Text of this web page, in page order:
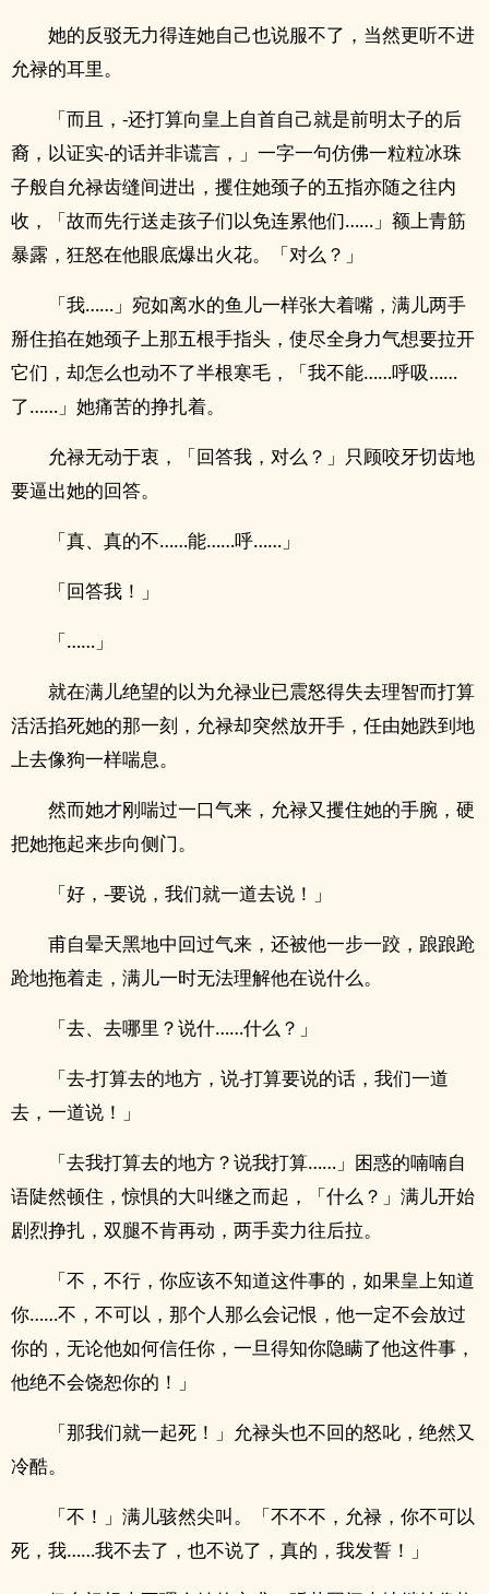
她的反驳无力得连她自己也说服不了，当然更听不进
允禄的耳里。
「而且，-还打算向皇上自首自己就是前明太子的后
裔，以证实-的话并非谎言，」一字一句仿佛一粒粒冰珠
子般自允禄齿缝间进出，攫住她颈子的五指亦随之往内
收，「故而先行送走孩子们以免连累他们……」额上青筋
暴露，狂怒在他眼底爆出火花。「对么？」
「我……」宛如离水的鱼儿一样张大着嘴，满儿两手
掰住掐在她颈子上那五根手指头，使尽全身力气想要拉开
它们，却怎么也动不了半根寒毛，「我不能……呼吸……
了……」她痛苦的挣扎着。
允禄无动于衷，「回答我，对么？」只顾咬牙切齿地
要逼出她的回答。
「真、真的不……能……呼……」
「回答我！」
「……」
就在满儿绝望的以为允禄业已震怒得失去理智而打算
活活掐死她的那一刻，允禄却突然放开手，任由她跌到地
上去像狗一样喘息。
然而她才刚喘过一口气来，允禄又攫住她的手腕，硬
把她拖起来步向侧门。
「好，-要说，我们就一道去说！」
甫自晕天黑地中回过气来，还被他一步一跤，踉踉跄
跄地拖着走，满儿一时无法理解他在说什么。
「去、去哪里？说什……什么？」
「去-打算去的地方，说-打算要说的话，我们一道
去，一道说！」
「去我打算去的地方？说我打算……」困惑的喃喃自
语陡然顿住，惊惧的大叫继之而起，「什么？」满儿开始
剧烈挣扎，双腿不肯再动，两手卖力往后拉。
「不，不行，你应该不知道这件事的，如果皇上知道
你……不，不可以，那个人那么会记恨，他一定不会放过
你的，无论他如何信任你，一旦得知你隐瞒了他这件事，
他绝不会饶恕你的！」
「那我们就一起死！」允禄头也不回的怒叱，绝然又
冷酷。
「不！」满儿骇然尖叫。「不不不，允禄，你不可以
死，我……我不去了，也不说了，真的，我发誓！」